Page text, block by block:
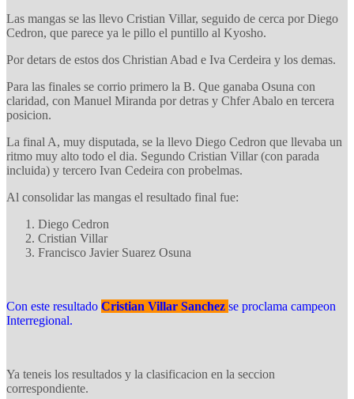
Las mangas se las llevo Cristian Villar, seguido de cerca por Diego
Cedron, que parece ya le pillo el puntillo al Kyosho.
Por detars de estos dos Christian Abad e Iva Cerdeira y los demas.
Para las finales se corrio primero la B. Que ganaba Osuna con
claridad, con Manuel Miranda por detras y Chfer Abalo en tercera
posicion.
La final A, muy disputada, se la llevo Diego Cedron que llevaba un
ritmo muy alto todo el dia. Segundo Cristian Villar (con parada
incluida) y tercero Ivan Cedeira con probelmas.
Al consolidar las mangas el resultado final fue:
Diego Cedron
Cristian Villar
Francisco Javier Suarez Osuna
Con este resultado Cristian Villar Sanchez se proclama campeon
Interregional.
Ya teneis los resultados y la clasificacion en la seccion
correspondiente.